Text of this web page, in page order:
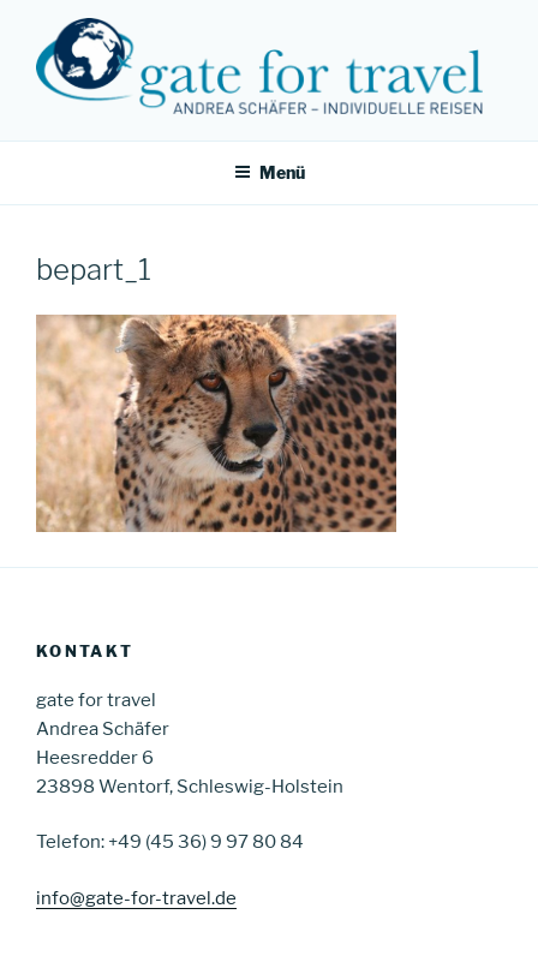
Inhalt
springen
Menü
bepart_1
KONTAKT
gate for travel
Andrea Schäfer
Heesredder 6
23898 Wentorf, Schleswig-Holstein
Telefon: +49 (45 36) 9 97 80 84
info@gate-for-travel.de